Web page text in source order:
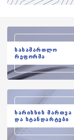
სასამართლო
რეფორმა
ხარისხის მართვა
და სტანდარტები